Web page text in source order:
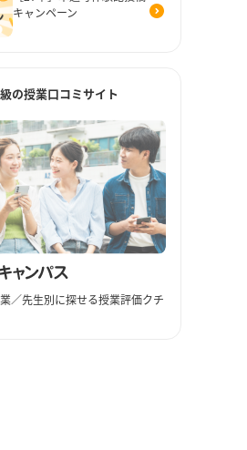
キャンペーン
の授業口コミサイト
／先生別に探せる授業評価クチ